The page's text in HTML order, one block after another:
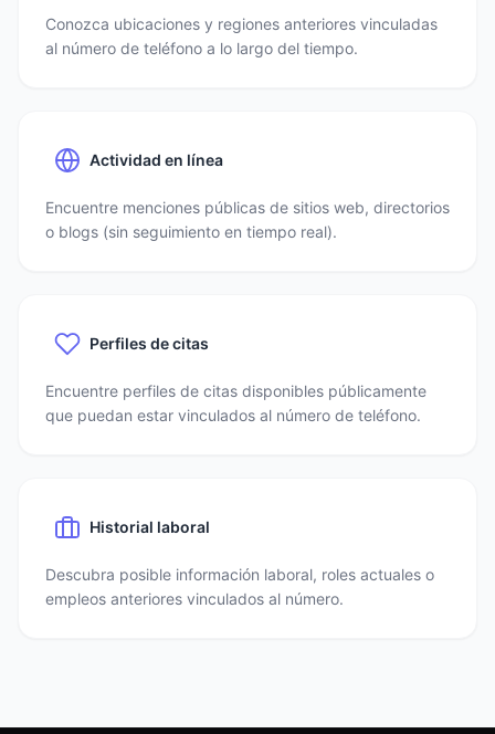
Conozca ubicaciones y regiones anteriores vinculadas
al número de teléfono a lo largo del tiempo.
Actividad en línea
Encuentre menciones públicas de sitios web, directorios
o blogs (sin seguimiento en tiempo real).
Perfiles de citas
Encuentre perfiles de citas disponibles públicamente
que puedan estar vinculados al número de teléfono.
Historial laboral
Descubra posible información laboral, roles actuales o
empleos anteriores vinculados al número.